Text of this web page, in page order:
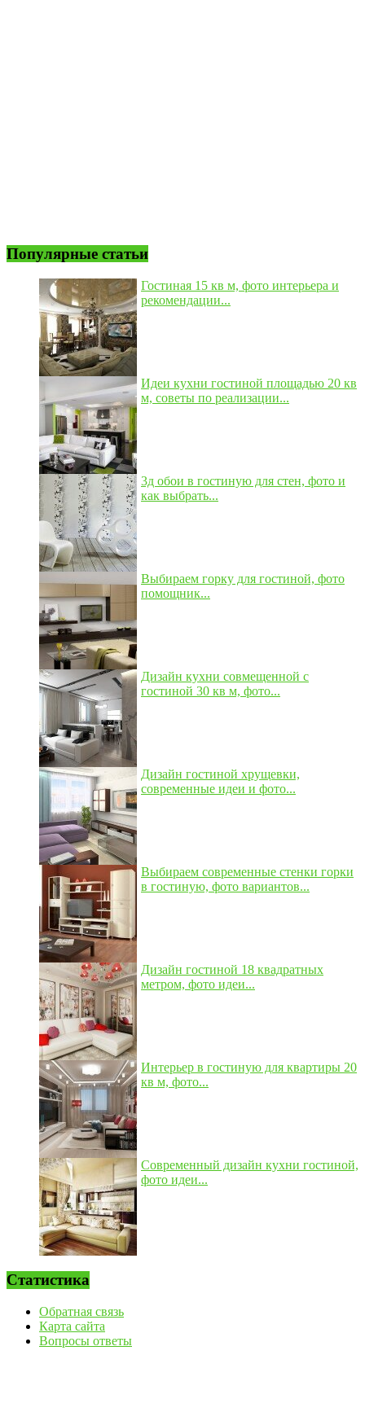
Популярные статьи
Гостиная 15 кв м, фото интерьера и
рекомендации...
Идеи кухни гостиной площадью 20 кв
м, советы по реализации...
3д обои в гостиную для стен, фото и
как выбрать...
Выбираем горку для гостиной, фото
помощник...
Дизайн кухни совмещенной с
гостиной 30 кв м, фото...
Дизайн гостиной хрущевки,
современные идеи и фото...
Выбираем современные стенки горки
в гостиную, фото вариантов...
Дизайн гостиной 18 квадратных
метром, фото идеи...
Интерьер в гостиную для квартиры 20
кв м, фото...
Современный дизайн кухни гостиной,
фото идеи...
Статистика
Обратная связь
Карта сайта
Вопросы ответы